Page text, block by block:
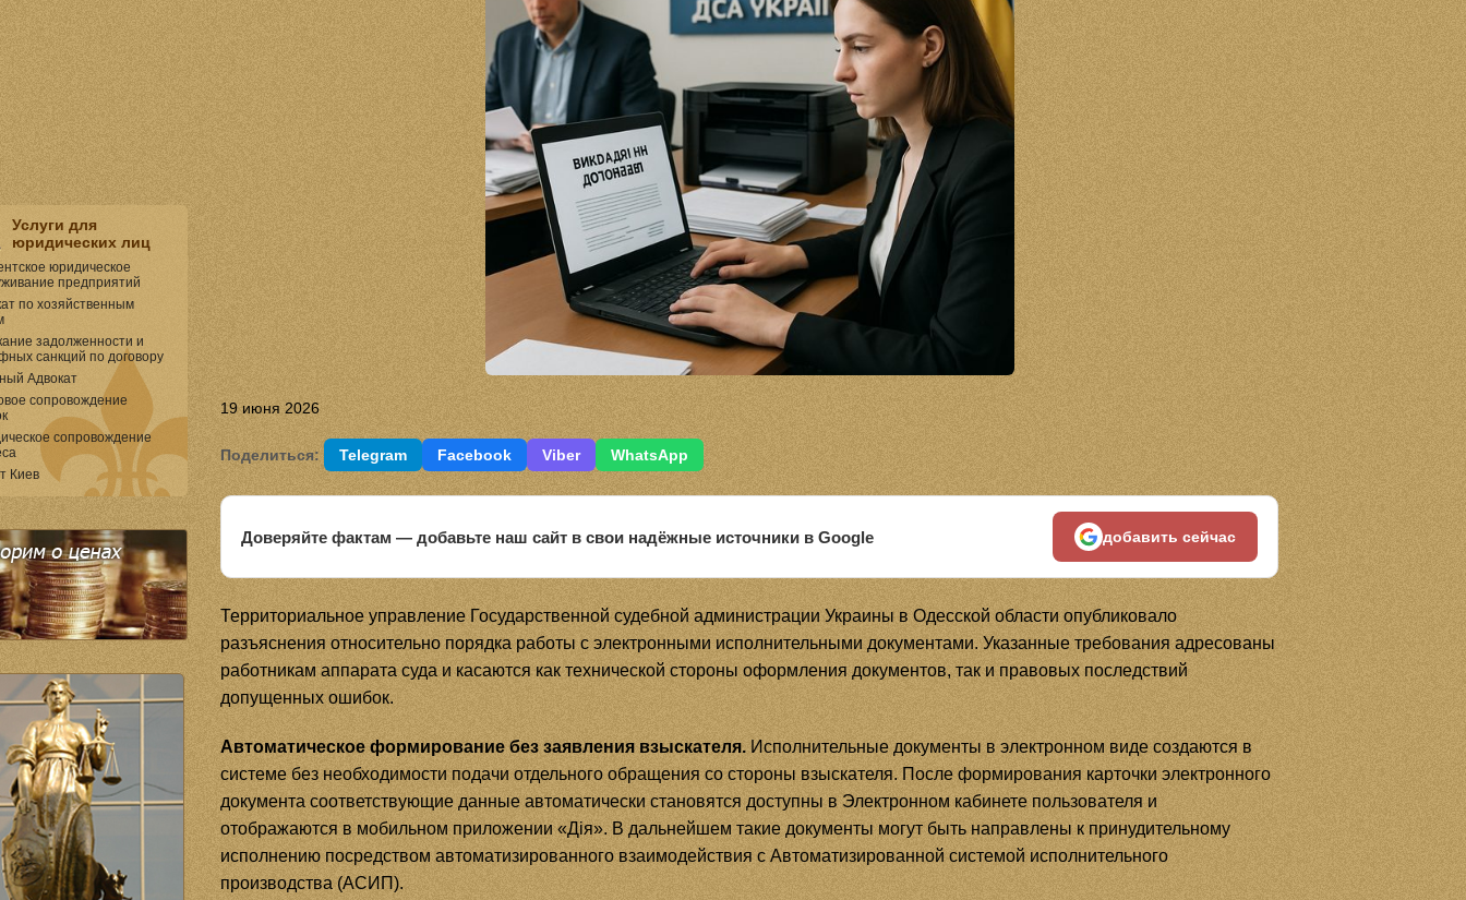
19 июня 2026
Поделиться: Telegram Facebook Viber WhatsApp
Доверяйте фактам — добавьте наш сайт в свои надёжные источники в Google добавить сейчас
Территориальное управление Государственной судебной администрации Украины в Одесской области опубликовало
разъяснения относительно порядка работы с электронными исполнительными документами. Указанные требования адресованы
работникам аппарата суда и касаются как технической стороны оформления документов, так и правовых последствий
допущенных ошибок.
Автоматическое формирование без заявления взыскателя. Исполнительные документы в электронном виде создаются в
системе без необходимости подачи отдельного обращения со стороны взыскателя. После формирования карточки электронного
документа соответствующие данные автоматически становятся доступны в Электронном кабинете пользователя и
отображаются в мобильном приложении «Дія». В дальнейшем такие документы могут быть направлены к принудительному
исполнению посредством автоматизированного взаимодействия с Автоматизированной системой исполнительного
производства (АСИП).
Услуги для
юридических лиц
юридическое
предприятий
по хозяйственным
задолженности и
санкций по договору
Адвокат
сопровождение
сопровождение
Киев